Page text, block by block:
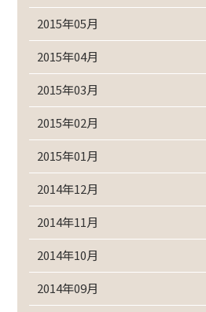
2015年05月
2015年04月
2015年03月
2015年02月
2015年01月
2014年12月
2014年11月
2014年10月
2014年09月